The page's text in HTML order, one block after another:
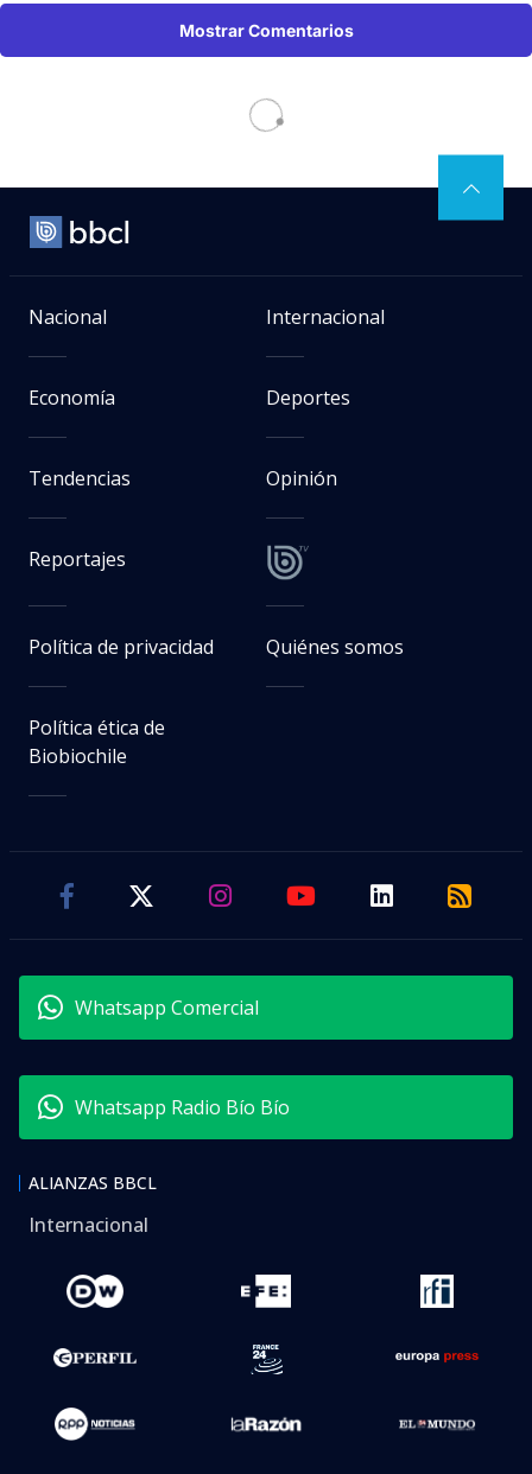
Mostrar Comentarios
Nacional Internacional
Economía Deportes
Tendencias Opinión
Reportajes
Política de privacidad Quiénes somos
Política ética de
Biobiochile
Whatsapp Comercial
Whatsapp Radio Bío Bío
ALIANZAS BBCL
Internacional